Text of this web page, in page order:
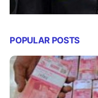
POPULAR POSTS